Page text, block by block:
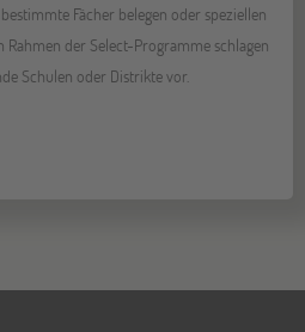
Fächer belegen oder speziellen
Rahmen der Select-Programme schlagen
Schulen oder Distrikte vor.